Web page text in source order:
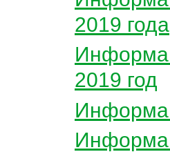
2019 года
2019 год